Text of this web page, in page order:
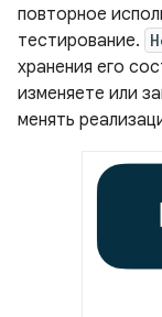
повторное
тестирование.
хранения его
изменяете или
менять